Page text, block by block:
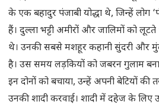
के एक बहादुर पंजाबी योद्धा थे, जिन्हें लोग
हैं। दुल्ला भट्टी अमीरों और जालिमों को
थे। उनकी सबसे मशहूर कहानी सुंदरी और
है। उस समय लड़कियों को जबरन गुलाम
इन दोनों को बचाया, उन्हें अपनी बेटियों
उनकी शादी करवाई। शादी में दहेज के लिए